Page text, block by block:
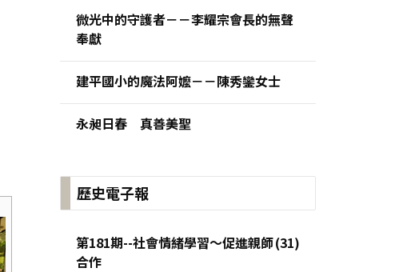
微光中的守護者－－李耀宗會長的無聲
奉獻
建平國小的魔法阿嬤－－陳秀鑾女士
永昶日春 真善美聖
歷史電子報
第181期--社會情緒學習～促進親師
合作